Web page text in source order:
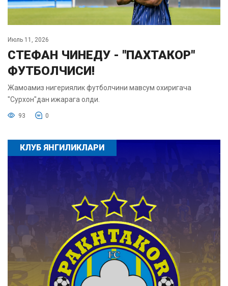
Июль 11, 2026
СТЕФАН ЧИНЕДУ - "ПАХТАКОР"
ФУТБОЛЧИСИ!
Жамоамиз нигериялик футболчини мавсум охиригача
"Сурхон"дан ижарага олди.
93 0
КЛУБ ЯНГИЛИКЛАРИ